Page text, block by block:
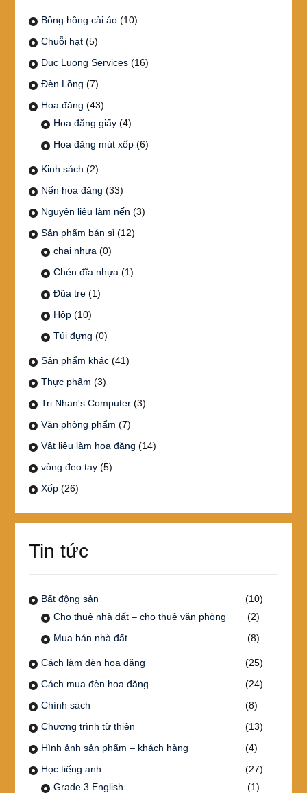
Bông hồng cài áo (10)
Chuỗi hạt (5)
Duc Luong Services (16)
Đèn Lồng (7)
Hoa đăng (43)
Hoa đăng giấy (4)
Hoa đăng mút xốp (6)
Kinh sách (2)
Nến hoa đăng (33)
Nguyên liệu làm nến (3)
Sản phẩm bán sỉ (12)
chai nhựa (0)
Chén đĩa nhựa (1)
Đũa tre (1)
Hộp (10)
Túi đựng (0)
Sản phẩm khác (41)
Thực phẩm (3)
Tri Nhan's Computer (3)
Văn phòng phẩm (7)
Vật liệu làm hoa đăng (14)
vòng đeo tay (5)
Xốp (26)
Tin tức
Bất động sản
(10)
Cho thuê nhà đất – cho thuê văn phòng
(2)
Mua bán nhà đất
(8)
Cách làm đèn hoa đăng
(25)
Cách mua đèn hoa đăng
(24)
Chính sách
(8)
Chương trình từ thiện
(13)
Hình ảnh sản phẩm – khách hàng
(4)
Học tiếng anh
(27)
Grade 3 English
(1)